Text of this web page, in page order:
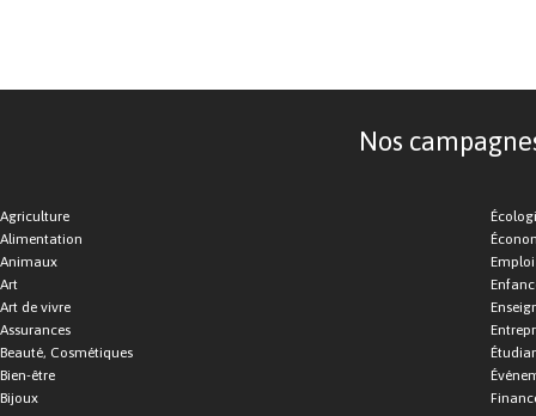
Nos
Agriculture
Alimentation
Animaux
Art
Art de vivre
Assurances
Beauté, Cosmétiques
Bien-être
Bijoux
Emploi